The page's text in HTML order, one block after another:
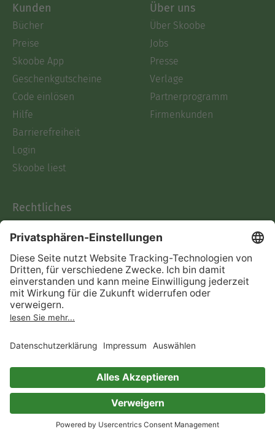
Kunden
Bücher
Preise
Skoobe App
Geschenkgutscheine
Code einlösen
Hilfe
Barrierefreiheit
Login
Skoobe liest
Über uns
Über Skoobe
Jobs
Presse
Verlage
Partnerprogramm
Firmenkunden
Rechtliches
AGB
Informationen nach Data
Act
Verträge hier kündigen
Impressum
Immer ein gutes Buch